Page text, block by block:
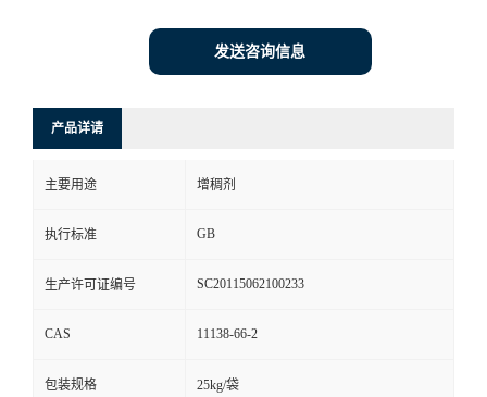
发送咨询信息
产品详请
主要用途 增稠剂
执行标准 GB
生产许可证编号 SC20115062100233
CAS 11138-66-2
包装规格 25kg/袋